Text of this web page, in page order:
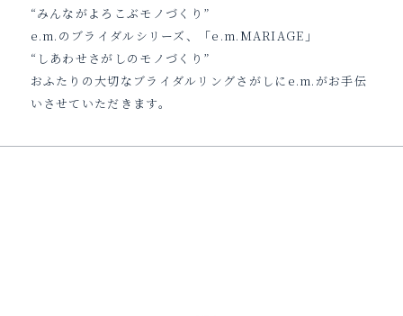
“みんながよろこぶモノづくり”
e.m.のブライダルシリーズ、「e.m.MARIAGE」
“しあわせさがしのモノづくり”
おふたりの大切なブライダルリングさがしにe.m.がお手伝
いさせていただきます。